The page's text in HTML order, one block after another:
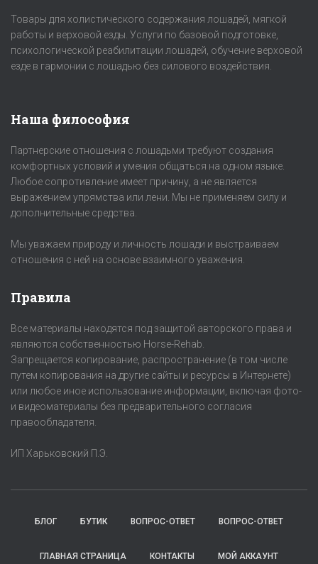
Товары для холистического содержания лошадей, мягкой
работы и верховой езды. Услуги по базовой подготовке,
психологической реабилитации лошадей, обучение верховой
езде в гармонии с лошадью без силового воздействия.
Наша философия
Партнерские отношения с лошадьми требуют создания
комфортных условий и умения общаться на одном языке.
Любое сопротивление имеет причину, а не является
выражением упрямства или лени. Мы не применяем силу и
дополнительные средства.
Мы уважаем природу и личность лошади и выстраиваем
отношения с ней на основе взаимного уважения.
Правила
Все материалы находятся под защитой авторского права и
являются собственностью Horse-Rehab.
Запрещается копирование, распространение (в том числе
путем копирования на другие сайты и ресурсы в Интернете)
или любое иное использование информации, включая фото-
и видеоматериалы без предварительного согласия
правообладателя.
ИП Харьковский П.Э.
БЛОГ БУТИК ВОПРОС-ОТВЕТ ВОПРОС-ОТВЕТ
ГЛАВНАЯ СТРАНИЦА КОНТАКТЫ МОЙ АККАУНТ